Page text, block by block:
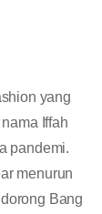
yang
Iffah
pandemi.
menurun
Bang